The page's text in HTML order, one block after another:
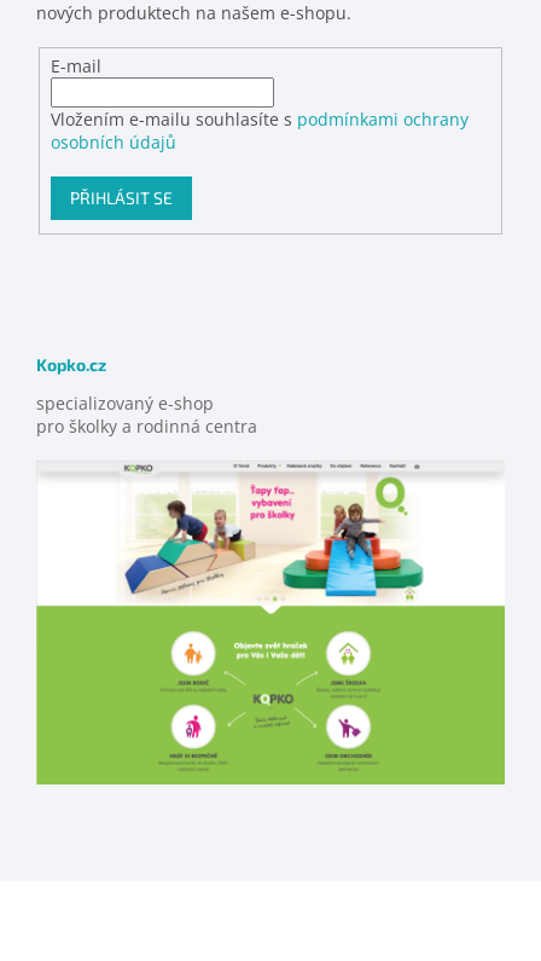
nových produktech na našem e-shopu.
E-mail
Vložením e-mailu souhlasíte s podmínkami ochrany
osobních údajů
PŘIHLÁSIT SE
Kopko.cz
specializovaný e-shop
pro školky a rodinná centra